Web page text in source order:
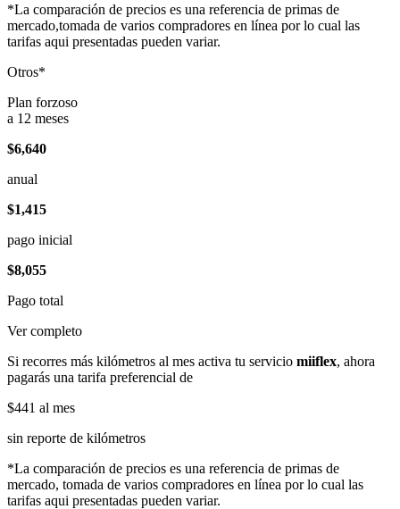
*La comparación de precios es una referencia de primas de
mercado,tomada de varios compradores en línea por lo cual las
tarifas aqui presentadas pueden variar.
Otros*
Plan forzoso
a 12 meses
$6,640
anual
$1,415
pago inicial
$8,055
Pago total
Ver completo
Si recorres más kilómetros al mes activa tu servicio miiflex, ahora
pagarás una tarifa preferencial de
$441 al mes
sin reporte de kilómetros
*La comparación de precios es una referencia de primas de
mercado, tomada de varios compradores en línea por lo cual las
tarifas aqui presentadas pueden variar.